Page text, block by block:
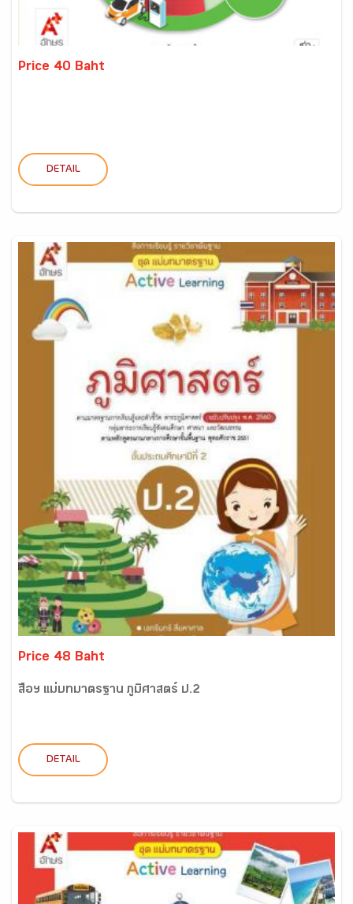
Price 40 Baht
DETAIL
Price 48 Baht
สื่อฯ แม่บทมาตรฐาน ภูมิศาสตร์ ป.2
DETAIL